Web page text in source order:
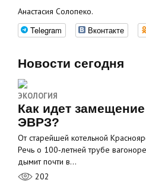
Анастасия Солопеко.
Telegram Вконтакте
Новости сегодня
ЭКОЛОГИЯ
Как идет
ЭВРЗ?
От старейшей котельной
Речь о 100‑летней трубе
дымит почти в…
202